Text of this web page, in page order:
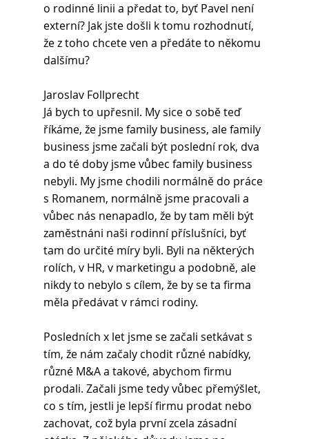
o rodinné linii a předat to, byť Pavel není
externí? Jak jste došli k tomu rozhodnutí,
že z toho chcete ven a předáte to někomu
dalšímu?
Jaroslav Follprecht
Já bych to upřesnil. My sice o sobě teď
říkáme, že jsme family business, ale family
business jsme začali být poslední rok, dva
a do té doby jsme vůbec family business
nebyli. My jsme chodili normálně do práce
s Romanem, normálně jsme pracovali a
vůbec nás nenapadlo, že by tam měli být
zaměstnáni naši rodinní příslušníci, byť
tam do určité míry byli. Byli na některých
rolích, v HR, v marketingu a podobně, ale
nikdy to nebylo s cílem, že by se ta firma
měla předávat v rámci rodiny.
Posledních x let jsme se začali setkávat s
tím, že nám začaly chodit různé nabídky,
různé M&A a takové, abychom firmu
prodali. Začali jsme tedy vůbec přemýšlet,
co s tím, jestli je lepší firmu prodat nebo
zachovat, což byla první zcela zásadní